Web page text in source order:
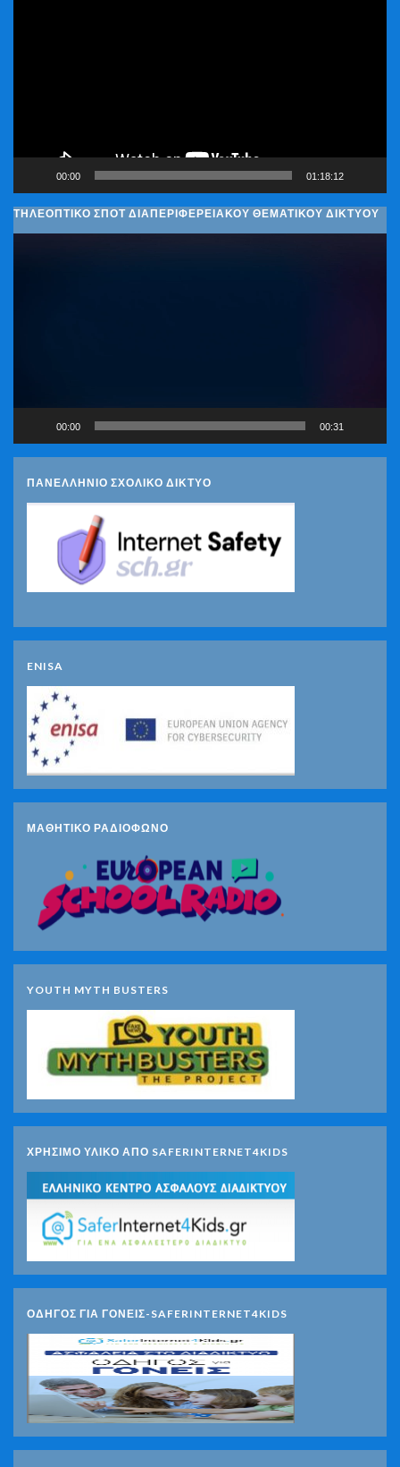
00:00 01:18:12
ΤΗΛΕΟΠΤΙΚΟ ΣΠΟΤ ΔΙΑΠΕΡΙΦΕΡΕΙΑΚΟΥ ΘΕΜΑΤΙΚΟΥ ΔΙΚΤΥΟΥ
00:00 00:31
ΠΑΝΕΛΛΗΝΙΟ ΣΧΟΛΙΚΟ ΔΙΚΤΥΟ
ENISA
ΜΑΘΗΤΙΚΟ ΡΑΔΙΟΦΩΝΟ
YOUTH MYTH BUSTERS
ΧΡΗΣΙΜΟ ΥΛΙΚΟ ΑΠΟ SAFERINTERNET4KIDS
ΟΔΗΓΟΣ ΓΙΑ ΓΟΝΕΙΣ-SAFERINTERNET4KIDS